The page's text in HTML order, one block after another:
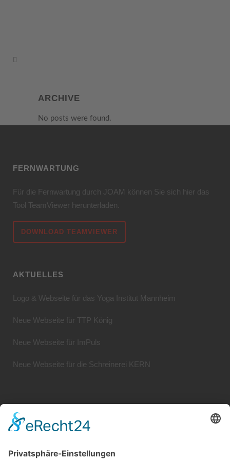
ARCHIVE
No posts were found.
FERNWARTUNG
Für die Fernwartung durch JOAM können Sie sich hier das
Tool TeamViewer herunterladen.
DOWNLOAD TEAMVIEWER
AKTUELLES
Logo & Webseite für das Yoga Institut Mannheim
Neue Webseite für TTP König
Neue Webseite für ImPuls
Neue Webseite für die Schreinerei KERN
Systemhaus JOAM | Jochen Amend